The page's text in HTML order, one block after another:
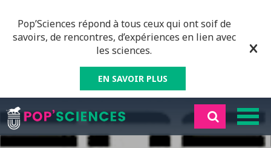
Pop’Sciences répond à tous ceux qui ont soif de
savoirs, de rencontres, d’expériences en lien avec
les sciences.
EN SAVOIR PLUS